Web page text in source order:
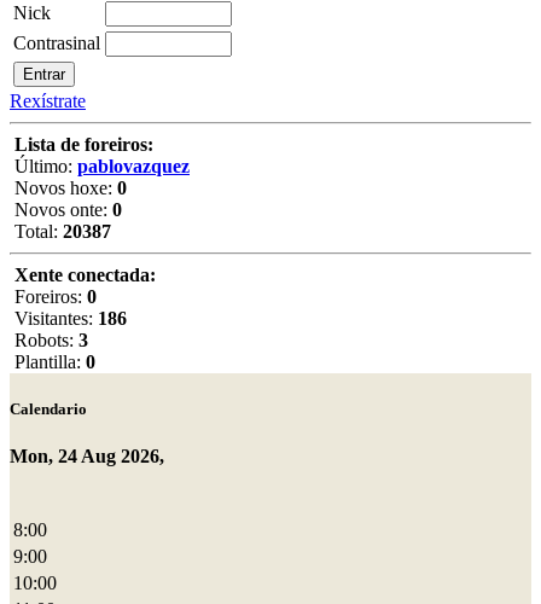
Nick
Contrasinal
Rexístrate
Lista de foreiros:
Último: pablovazquez
Novos hoxe: 0
Novos onte: 0
Total: 20387
Xente conectada:
Foreiros: 0
Visitantes: 186
Robots: 3
Plantilla: 0
Calendario
Mon, 24 Aug 2026,
8:00
9:00
10:00